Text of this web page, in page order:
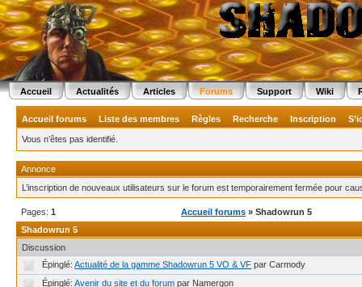
Accueil Actualités Articles Forums Support Wiki
Accueil forums Liste des membres Règles Recherche Inscription
Vous n’êtes pas identifié.
Annonce
L’inscription de nouveaux utilisateurs sur le forum est temporairement fermée pour
Pages: 1 Accueil forums » Shadowrun 5
Shadowrun 5
Discussion
Épinglé:Actualité de la gamme Shadowrun 5 VO & VF par Carmody
Épinglé:Avenir du site et du forum par Namergon